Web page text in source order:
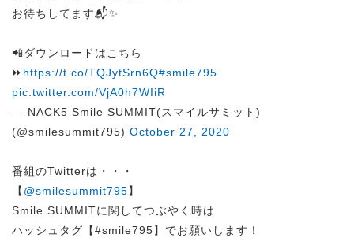
お待ちしてます📬✨
📲ダウンロードはこちら
⏩ https://t.co/TQJytSrn6Q#smile795
pic.twitter.com/VjA0h7WIiR
— NACK5 Smile SUMMIT(スマイルサミット)
(@smilesummit795) October 27, 2020
番組のTwitterは・・・
【 @smilesummit795】
Smile SUMMITに関してつぶやく時は
ハッシュタグ【#smile795】でお願いします！